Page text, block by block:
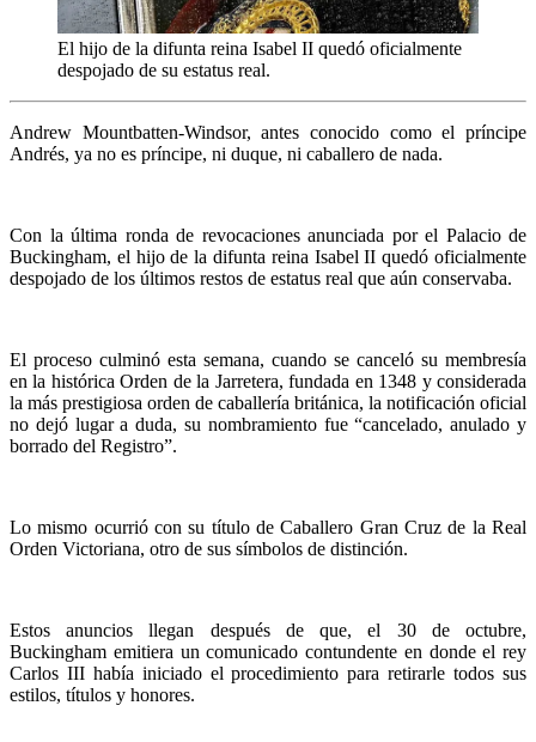
El hijo de la difunta reina Isabel II quedó oficialmente
despojado de su estatus real.
Andrew Mountbatten-Windsor, antes conocido como el príncipe
Andrés, ya no es príncipe, ni duque, ni caballero de nada.
Con la última ronda de revocaciones anunciada por el Palacio de
Buckingham, el hijo de la difunta reina Isabel II quedó oficialmente
despojado de los últimos restos de estatus real que aún conservaba.
El proceso culminó esta semana, cuando se canceló su membresía
en la histórica Orden de la Jarretera, fundada en 1348 y considerada
la más prestigiosa orden de caballería británica, la notificación oficial
no dejó lugar a duda, su nombramiento fue “cancelado, anulado y
borrado del Registro”.
Lo mismo ocurrió con su título de Caballero Gran Cruz de la Real
Orden Victoriana, otro de sus símbolos de distinción.
Estos anuncios llegan después de que, el 30 de octubre,
Buckingham emitiera un comunicado contundente en donde el rey
Carlos III había iniciado el procedimiento para retirarle todos sus
estilos, títulos y honores.